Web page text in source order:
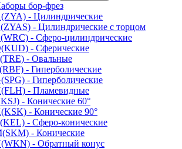
бор-фрез
- Цилиндрические
- Цилиндрические с торцом
- Сферо-цилиндрические
- Сферические
- Овальные
- Гиперболические
- Гиперболические
- Пламевидные
- Конические 60°
- Конические 90°
- Сферо-конические
- Конические
- Обратный конус